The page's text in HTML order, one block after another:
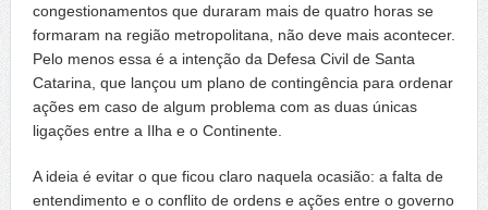
congestionamentos que duraram mais de quatro horas se
formaram na região metropolitana, não deve mais acontecer.
Pelo menos essa é a intenção da Defesa Civil de Santa
Catarina, que lançou um plano de contingência para ordenar
ações em caso de algum problema com as duas únicas
ligações entre a Ilha e o Continente.
A ideia é evitar o que ficou claro naquela ocasião: a falta de
entendimento e o conflito de ordens e ações entre o governo